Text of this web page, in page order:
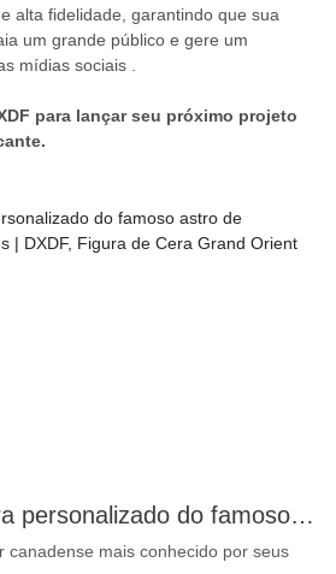
alta fidelidade, garantindo que sua
um grande público e gere um
mídias sociais
para lançar seu próximo projeto
Manequim de cera personalizado do famoso astro de Hollywood Keanu Reeves | DXDF, Figura de Cera Grand Orient
canadense mais conhecido por seus